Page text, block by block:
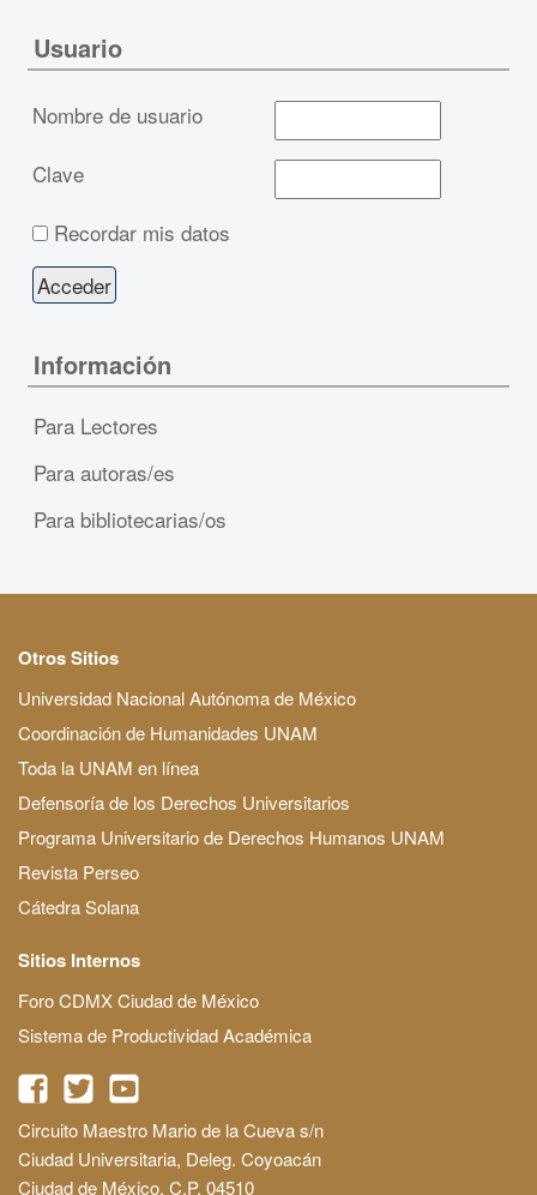
Usuario
Nombre de usuario
Clave
Recordar mis datos
Información
Para Lectores
Para autoras/es
Para bibliotecarias/os
Otros Sitios
Universidad Nacional Autónoma de México
Coordinación de Humanidades UNAM
Toda la UNAM en línea
Defensoría de los Derechos Universitarios
Programa Universitario de Derechos Humanos UNAM
Revista Perseo
Cátedra Solana
Sitios Internos
Foro CDMX Ciudad de México
Sistema de Productividad Académica
Circuito Maestro Mario de la Cueva s/n
Ciudad Universitaria, Deleg. Coyoacán
Ciudad de México, C.P. 04510